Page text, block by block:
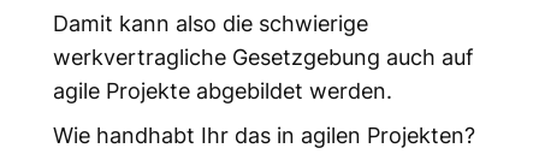
Damit kann also die schwierige
werkvertragliche Gesetzgebung auch auf
agile Projekte abgebildet werden.
Wie handhabt Ihr das in agilen Projekten?